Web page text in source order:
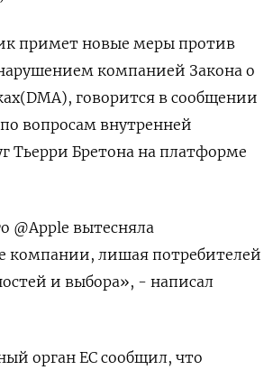
примет новые меры против
компанией Закона о
говорится в сообщении
вопросам внутренней
Тьерри Бретона на платформе
@Apple вытесняла
компании, лишая потребителей
и выбора», - написал
орган ЕС сообщил, что